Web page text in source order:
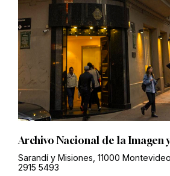
Archivo Nacional de la Imagen
Sarandí y Misiones, 11000 Montevideo
2915 5493